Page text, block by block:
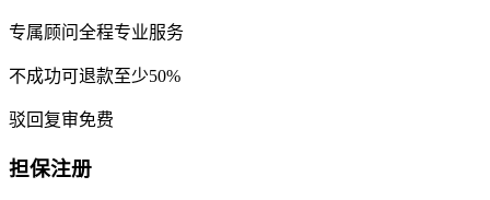
专属顾问全程专业服务
不成功可退款至少50%
驳回复审免费
担保注册